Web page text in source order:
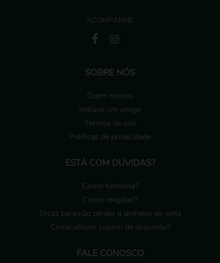
ACOMPANHE
SOBRE NÓS
Quem somos
Indique um amigo
Termos de uso
Políticas de privacidade
ESTÁ COM DÚVIDAS?
Como funciona?
Como resgatar?
Dicas para não perder o dinheiro de volta
Como utilizar cupom de desconto?
FALE CONOSCO